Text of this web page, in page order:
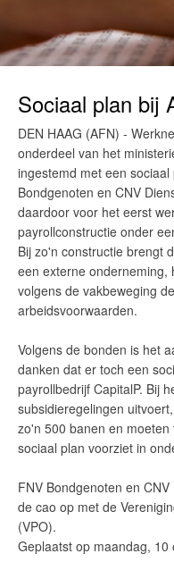
Sociaal plan bij
DEN HAAG (AFN) -
onderdeel van het
ingestemd met een
Bondgenoten en CNV
daardoor voor het eerst
payrollconstructie onder
Bij zo'n constructie brengt
een externe onderneming,
volgens de vakbeweging
arbeidsvoorwaarden.
Volgens de bonden is het
danken dat er toch een
payrollbedrijf CapitalP. Bij
subsidieregelingen
zo'n 500 banen en
sociaal plan voorziet in
FNV Bondgenoten en
de cao op met de
(VPO).
Geplaatst op maandag,